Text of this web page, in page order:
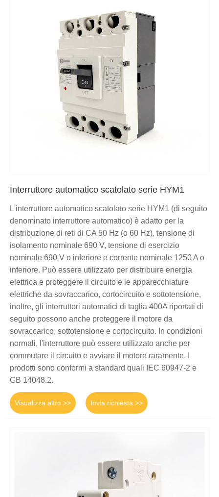
Interruttore automatico scatolato serie HYM1
L'interruttore automatico scatolato serie HYM1 (di seguito
denominato interruttore automatico) è adatto per la
distribuzione di reti di CA 50 Hz (o 60 Hz), tensione di
isolamento nominale 690 V, tensione di esercizio
nominale 690 V o inferiore e corrente nominale 1250 A o
inferiore. Può essere utilizzato per distribuire energia
elettrica e proteggere il circuito e le apparecchiature
elettriche da sovraccarico, cortocircuito e sottotensione,
inoltre, gli interruttori automatici di taglia 400A riportati di
seguito possono anche proteggere il motore da
sovraccarico, sottotensione e cortocircuito. In condizioni
normali, l'interruttore può essere utilizzato anche per
commutare il circuito e avviare il motore raramente. I
prodotti sono conformi a standard quali IEC 60947-2 e
GB 14048.2.
Visualizza altro >> Invia richiesta >>